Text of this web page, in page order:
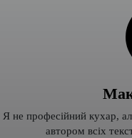
Я не професійний кухар,
автором всіх